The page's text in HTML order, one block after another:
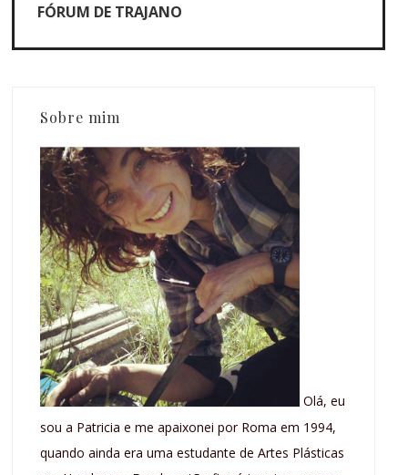
FÓRUM DE TRAJANO
Sobre mim
Olá, eu
sou a Patricia e me apaixonei por Roma em 1994,
quando ainda era uma estudante de Artes Plásticas